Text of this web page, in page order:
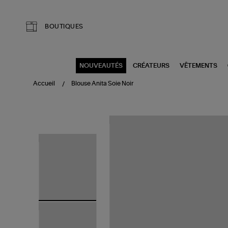
BOUTIQUES
NOUVEAUTÉS CRÉATEURS VÊTEMENTS
Accueil Blouse Anita Soie Noir